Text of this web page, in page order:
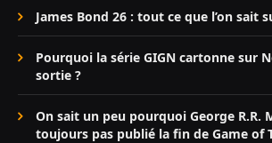
James Bond 26 : tout ce que l’on sait
Pourquoi la série GIGN cartonne sur
sortie ?
On sait un peu pourquoi George R.R.
toujours pas publié la fin de Game of